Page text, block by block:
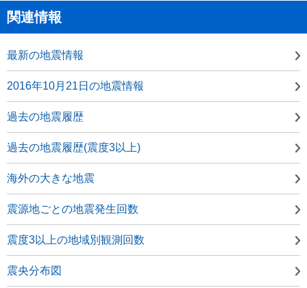
関連情報
最新の地震情報
2016年10月21日の地震情報
過去の地震履歴
過去の地震履歴(震度3以上)
海外の大きな地震
震源地ごとの地震発生回数
震度3以上の地域別観測回数
震央分布図